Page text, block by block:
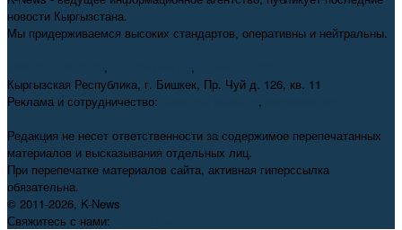
новости Кыргызстана.
Мы придерживаемся высоких стандартов, оперативны и нейтральны.
, ,
Кыргызская Республика, г. Бишкек, Пр. Чуй д. 126, кв. 11
Реклама и сотрудничество:
,
Редакция не несет ответственности за содержимое перепечатанных
материалов и высказывания отдельных лиц.
При перепечатке материалов сайта, активная гиперссылка
обязательна.
© 2011-2026, K-News
Свяжитесь с нами: